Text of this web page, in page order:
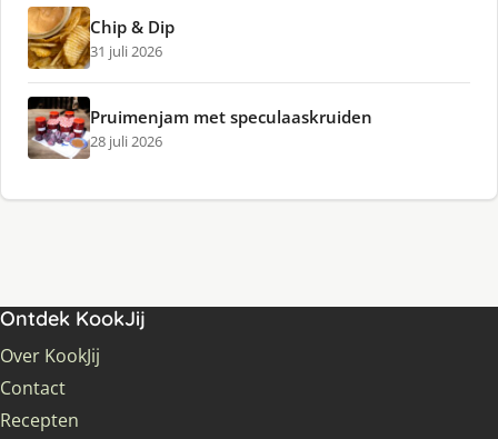
Chip & Dip
31 juli 2026
Pruimenjam met speculaaskruiden
28 juli 2026
Ontdek KookJij
Over KookJij
Contact
Recepten